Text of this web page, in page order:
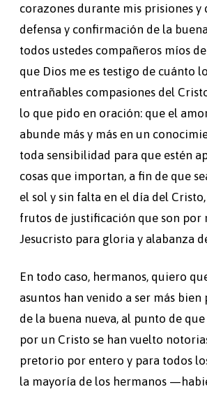
corazones durante mis prisiones y
defensa y confirmación de la
todos ustedes compañeros míos
que Dios me es testigo de cuánto
entrañables compasiones del
lo que pido en oración: que el
abunde más y más en un
toda sensibilidad para que estén
cosas que importan, a fin de que
el sol y sin falta en el día del
frutos de justificación que son por
Jesucristo para gloria y alabanza
En todo caso, hermanos, quiero
asuntos han venido a ser más
de la buena nueva, al punto de
por un Cristo se han vuelto
pretorio por entero y para todos
la mayoría de los hermanos